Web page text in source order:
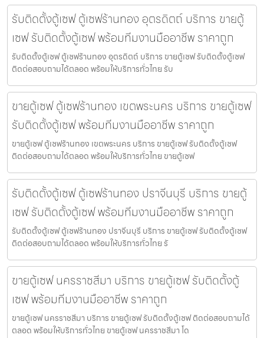
รับติดตั้งตู้เซฟ ตู้เซฟร้านทอง อุตรดิตถ์ บริการ ขายตู้
เซฟ รับติดตั้งตู้เซฟ พร้อมทีมงานมืออาชีพ ราคาถูก
รับติดตั้งตู้เซฟ ตู้เซฟร้านทอง อุตรดิตถ์ บริการ ขายตู้เซฟ รับติดตั้งตู้เซฟ
ติดต่อสอบถามได้ตลอด พร้อมให้บริการทั่วไทย รับ
ขายตู้เซฟ ตู้เซฟร้านทอง เขตพระนคร บริการ ขายตู้เซฟ
รับติดตั้งตู้เซฟ พร้อมทีมงานมืออาชีพ ราคาถูก
ขายตู้เซฟ ตู้เซฟร้านทอง เขตพระนคร บริการ ขายตู้เซฟ รับติดตั้งตู้เซฟ
ติดต่อสอบถามได้ตลอด พร้อมให้บริการทั่วไทย ขายตู้เซฟ
รับติดตั้งตู้เซฟ ตู้เซฟร้านทอง ปราจีนบุรี บริการ ขายตู้
เซฟ รับติดตั้งตู้เซฟ พร้อมทีมงานมืออาชีพ ราคาถูก
รับติดตั้งตู้เซฟ ตู้เซฟร้านทอง ปราจีนบุรี บริการ ขายตู้เซฟ รับติดตั้งตู้เซฟ
ติดต่อสอบถามได้ตลอด พร้อมให้บริการทั่วไทย รั
ขายตู้เซฟ นครราชสีมา บริการ ขายตู้เซฟ รับติดตั้งตู้
เซฟ พร้อมทีมงานมืออาชีพ ราคาถูก
ขายตู้เซฟ นครราชสีมา บริการ ขายตู้เซฟ รับติดตั้งตู้เซฟ ติดต่อสอบถามได้
ตลอด พร้อมให้บริการทั่วไทย ขายตู้เซฟ นครราชสีมา โด